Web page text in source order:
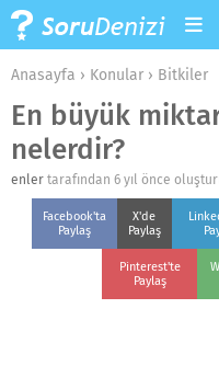
Anasayfa › Konular › Bitkiler
En büyük
nelerdir?
enler tarafından 6 yıl önce
Facebook'ta
Paylaş
X'de
Paylaş
Pinterest'te
Paylaş